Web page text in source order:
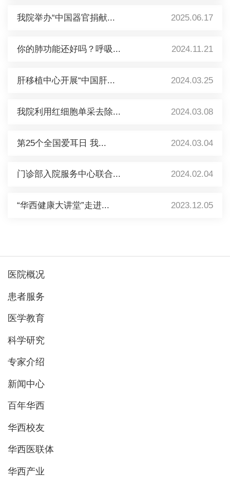
我院举办“中国器官捐献... 2025.06.17
你的肺功能还好吗？呼吸... 2024.11.21
肝移植中心开展“中国肝... 2024.03.25
我院利用红细胞单采去除... 2024.03.08
第25个全国爱耳日 我... 2024.03.04
门诊部入院服务中心联合... 2024.02.04
“华西健康大讲堂”走进... 2023.12.05
医院概况
患者服务
医学教育
科学研究
专家介绍
新闻中心
百年华西
华西校友
华西医联体
华西产业